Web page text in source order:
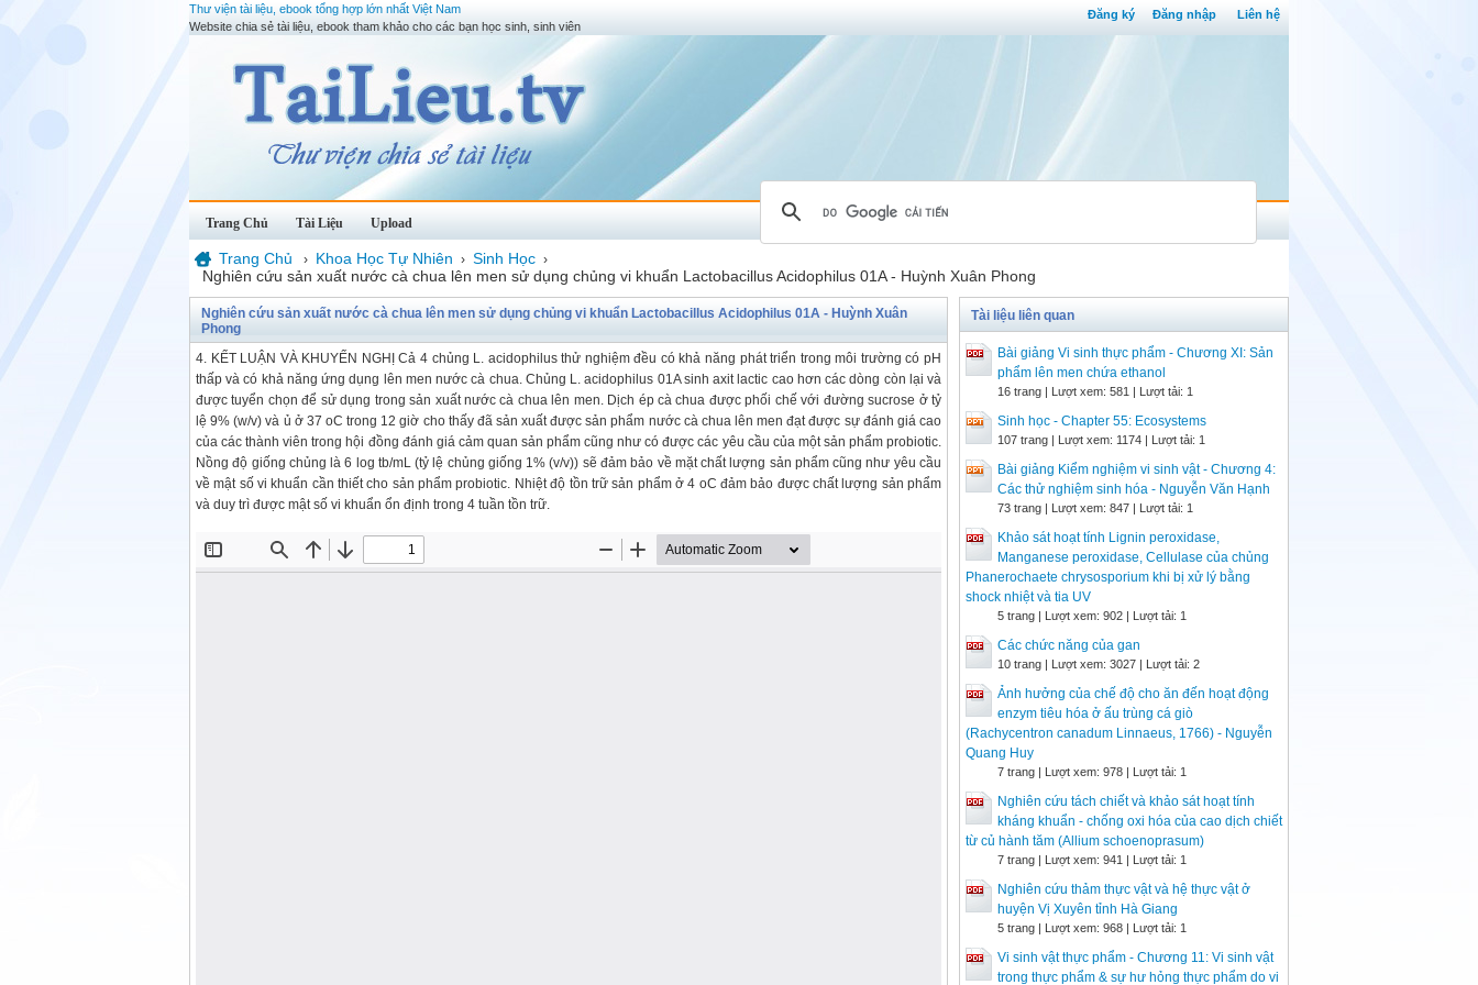
Đăng ký Đăng nhập Liên hệ
Thư viện tài liệu, ebook tổng hợp lớn nhất Việt Nam
Website chia sẻ tài liệu, ebook tham khảo cho các bạn học sinh, sinh viên
Trang Chủ Tài Liệu Upload
Trang Chủ › Khoa Học Tự Nhiên › Sinh Học ›
Nghiên cứu sản xuất nước cà chua lên men sử dụng chủng vi khuẩn Lactobacillus Acidophilus 01A - Huỳnh Xuân Phong
Nghiên cứu sản xuất nước cà chua lên men sử dụng chủng vi khuẩn Lactobacillus Acidophilus 01A - Huỳnh Xuân
Phong
4. KẾT LUẬN VÀ KHUYẾN NGHỊ Cả 4 chủng L. acidophilus thử nghiệm đều có khả năng phát triển trong môi trường có pH
thấp và có khả năng ứng dụng lên men nước cà chua. Chủng L. acidophilus 01A sinh axit lactic cao hơn các dòng còn lại và
được tuyển chọn để sử dụng trong sản xuất nước cà chua lên men. Dịch ép cà chua được phối chế với đường sucrose ở tỷ
lệ 9% (w/v) và ủ ở 37 oC trong 12 giờ cho thấy đã sản xuất được sản phẩm nước cà chua lên men đạt được sự đánh giá cao
của các thành viên trong hội đồng đánh giá cảm quan sản phẩm cũng như có được các yêu cầu của một sản phẩm probiotic.
Nồng độ giống chủng là 6 log tb/mL (tỷ lệ chủng giống 1% (v/v)) sẽ đảm bảo về mặt chất lượng sản phẩm cũng như yêu cầu
về mật số vi khuẩn cần thiết cho sản phẩm probiotic. Nhiệt độ tồn trữ sản phẩm ở 4 oC đảm bảo được chất lượng sản phẩm
và duy trì được mật số vi khuẩn ổn định trong 4 tuần tồn trữ.
Tài liệu liên quan
Bài giảng Vi sinh thực phẩm - Chương XI: Sản
phẩm lên men chứa ethanol
16 trang | Lượt xem: 581 | Lượt tải: 1
Sinh học - Chapter 55: Ecosystems
107 trang | Lượt xem: 1174 | Lượt tải: 1
Bài giảng Kiểm nghiệm vi sinh vật - Chương 4:
Các thử nghiệm sinh hóa - Nguyễn Văn Hạnh
73 trang | Lượt xem: 847 | Lượt tải: 1
Khảo sát hoạt tính Lignin peroxidase,
Manganese peroxidase, Cellulase của chủng
Phanerochaete chrysosporium khi bị xử lý bằng
shock nhiệt và tia UV
5 trang | Lượt xem: 902 | Lượt tải: 1
Các chức năng của gan
10 trang | Lượt xem: 3027 | Lượt tải: 2
Ảnh hưởng của chế độ cho ăn đến hoạt động
enzym tiêu hóa ở ấu trùng cá giò
(Rachycentron canadum Linnaeus, 1766) - Nguyễn
Quang Huy
7 trang | Lượt xem: 978 | Lượt tải: 1
Nghiên cứu tách chiết và khảo sát hoạt tính
kháng khuẩn - chống oxi hóa của cao dịch chiết
từ củ hành tăm (Allium schoenoprasum)
7 trang | Lượt xem: 941 | Lượt tải: 1
Nghiên cứu thảm thực vật và hệ thực vật ở
huyện Vị Xuyên tỉnh Hà Giang
5 trang | Lượt xem: 968 | Lượt tải: 1
Vi sinh vật thực phẩm - Chương 11: Vi sinh vật
trong thực phẩm & sự hư hỏng thực phẩm do vi